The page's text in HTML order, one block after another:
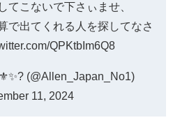
てこないで下さぃませ、
で出てくれる人を探してなさ
QPKtbIm6Q8
(@Allen_Japan_No1)
11, 2024